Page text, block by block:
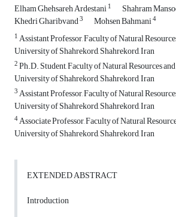
Elham Ghehsareh Ardestani1 Shahram
Khedri Gharibvand3 Mohsen Bahmani4
1Assistant Professor, Faculty of Natural
University of Shahrekord, Shahrekord, Iran
2Ph.D. Student, Faculty of Natural Resources
University of Shahrekord, Shahrekord, Iran
3Assistant Professor, Faculty of Natural
University of Shahrekord, Shahrekord, Iran
4Associate Professor, Faculty of Natural
University of Shahrekord, Shahrekord, Iran
EXTENDED ABSTRACT
Introduction